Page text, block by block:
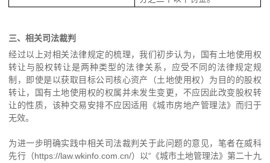
三、相关司法裁判
经过以上对相关法律规定的梳理，我们初步认为，国有土地使用权
转让与股权转让是两种类型的法律关系，应受不同的法律规定规
制，即使是以获取目标公司核心资产（土地使用权）为目的的股权
转让，国有土地使用权的权属并未发生变更，不应因此改变股权转
让的性质，该种交易安排不应因适用《城市房地产管理法》而归于
无效。
为进一步明确实践中相关司法裁判关于此问题的意见，笔者在威科
先行（https://law.wkinfo.com.cn/）以“《城市土地管理法》第二十九